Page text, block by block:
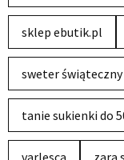
sklep ebutik.pl
sweter świąteczny
tanie sukienki do